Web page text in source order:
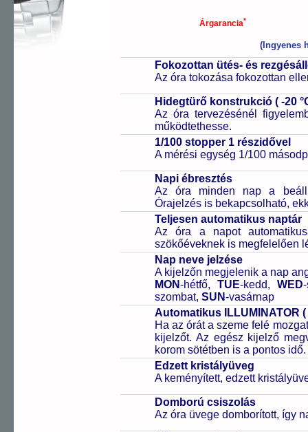
Árgarancia*
(Ingyenes
Fokozottan ütés- és
Az óra tokozása fokozottan
Hidegtürő konstrukció ( -20
Az óra tervezésénél
működtethesse.
1/100 stopper 1 részidővel
A mérési egység 1/100
Napi ébresztés
Az óra minden nap a
Órajelzés is bekapcsolható,
Teljesen automatikus naptár
Az óra a napot
szökőéveknek is megfelelően
Nap neve jelzése
A kijelzőn megjelenik a nap
MON-hétfő, TUE-kedd, WED
szombat, SUN-vasárnap
Automatikus ILLUMINATOR
Ha az órát a szeme felé
kijelzőt. Az egész kijelző
korom sötétben is a pontos idő.
Edzett kristályüveg
A keményített, edzett
Domború csiszolás
Az óra üvege domborított, így